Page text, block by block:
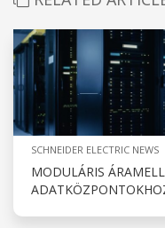
SCHNEIDER ELECTRIC NEWS
MODULÁRIS